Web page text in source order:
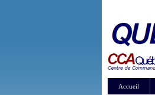
Accueil